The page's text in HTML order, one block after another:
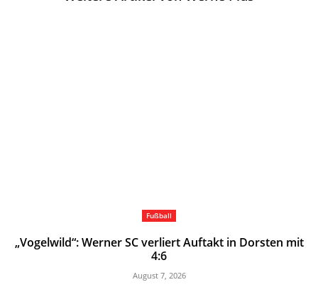
Fußball
„Vogelwild“: Werner SC verliert Auftakt in Dorsten mit
4:6
August 7, 2026